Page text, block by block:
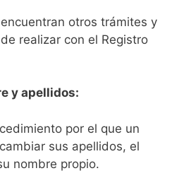
otros trámites y
realizar con el Registro
y apellidos:
por el que un
sus apellidos, el
nombre propio.